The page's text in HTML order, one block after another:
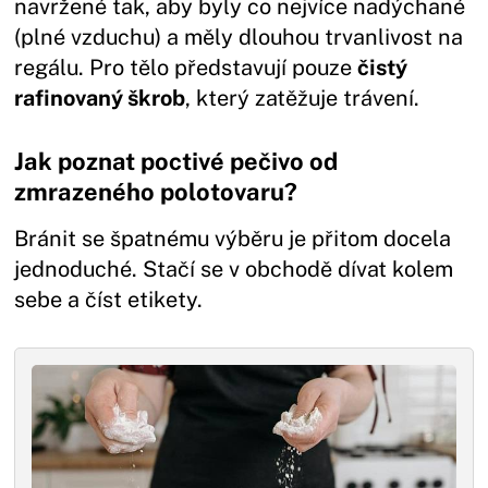
navržené tak, aby byly co nejvíce nadýchané
(plné vzduchu) a měly dlouhou trvanlivost na
regálu. Pro tělo představují pouzečistý
rafinovaný škrob, který zatěžuje trávení.
Jak poznat poctivé pečivo od
zmrazeného polotovaru?
Bránit se špatnému výběru je přitom docela
jednoduché. Stačí se v obchodě dívat kolem
sebe a číst etikety.